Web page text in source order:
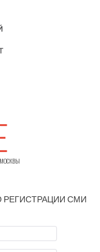
РЕГИСТРАЦИИСМИ